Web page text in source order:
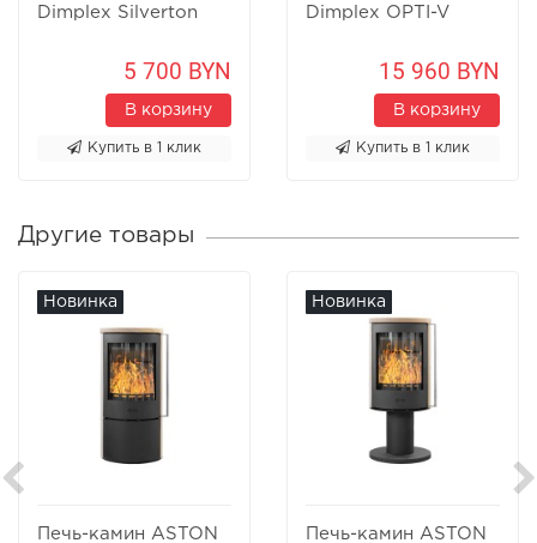
Dimplex Silverton
5 700 BYN
В корзину
Купить в 1 клик
Dimplex OPTI-V
15 960 BYN
В корзину
Купить в 1 клик
Другие товары
Новинка
Печь-камин ASTON
Новинка
Печь-камин ASTON